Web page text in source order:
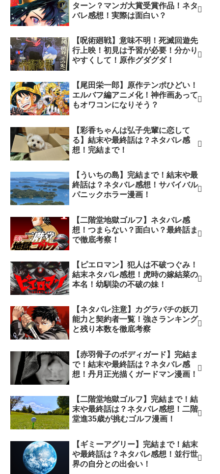
ターン？マンガ大賞受賞作品！ネタ
バレ感想！実際は面白い？
【呪術廻戦】意味不明！死滅回遊先
行上映！初見は予習が必要！分かり
やすくして！原作グダグダ！
【尾田栄一郎】原作テンポひどい！
エルバフ編アニメ化！神作画あって
もオワコンになりそう？
【彩香ちゃんは弘子先輩に恋して
る】結末や最終話は？ネタバレ感
想！完結まで！
【ういちの島】完結まで！結末や最
終話は？ネタバレ感想！サバイバル
パニックホラー漫画！
【二階堂地獄ゴルフ】ネタバレ感
想！つまらない？面白い？最終話ま
で徹底考察！
【ピエロマン】犯人は不破つぐみ！
結末ネタバレ感想！虎時の嫁結菜の
本名！幼馴染の不破の妹！
【ネタバレ注意】カグラバチの妖刀
能力と契約者一覧！強さランキング
と残り本数を徹底考察
【赤羽骨子のボディガード】完結ま
で！結末や最終話は？ネタバレ感
想！丹月正光描くガードマン漫画！
【二階堂地獄ゴルフ】完結まで！結
末や最終話は？ネタバレ感想！二階
堂進35歳が挑むゴルフ漫画！
【ギミーアグリー】完結まで！結末
や最終話は？ネタバレ感想！並行世
界の自分との出会い！